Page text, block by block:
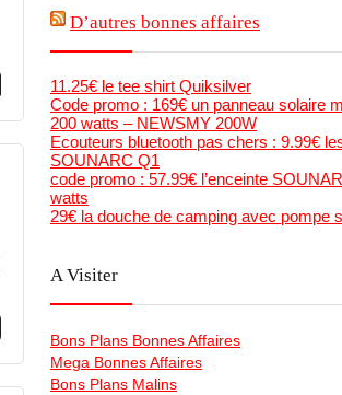
D’autres bonnes affaires
11.25€ le tee shirt Quiksilver
Code promo : 169€ un panneau solaire
200 watts – NEWSMY 200W
Ecouteurs bluetooth pas chers : 9.99€
SOUNARC Q1
code promo : 57.99€ l’enceinte
watts
29€ la douche de camping avec pompe
A Visiter
Bons Plans Bonnes Affaires
Mega Bonnes Affaires
Bons Plans Malins